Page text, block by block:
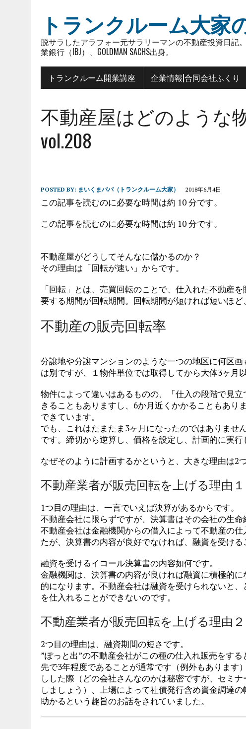
トランクルーム大家
脱サラしたアラフォー元サラリーマンの不動産投資日
業銀行（IBJ）、GOLDMAN SACHS出身。
トランクルーム開業講座 企業情報|合同会社ふくり
不動産屋はどのような
vol.208
POSTED BY: まいくまパパ（トランクルーム大家） 2018年6月4日
この記事を読むのに必要な時間は約 10 分です。
この記事を読むのに必要な時間は約 10 分です。
不動産屋がどうしてそんなに儲かるのか？
その理由は「回転が速い」からです。
「回転」とは、売買回転のことで、仕入れた不動産
要する期間が回転期間。回転期間が短ければ短いほど
不動産の販売回転率
分譲地や分譲マンションのような一つの地区に何区
は別ですが、１物件単位では取得してから大体3ヶ月
物件によって違いはあるものの、「仕入の段階で見
きることもありますし、6か月近くかかることもあり
できています。
でも、これはたまたま3ヶ月になったのではありませ
です。締切から逆算し、価格を設定し、計画的に実行
なぜそのように計画するかというと、大きな理由は2つ
不動産業者が販売回転を上げる理由
1つ目の理由は、一言でいえば決算があるからです。
不動産会社に限らずですが、決算書はその会社の生命
不動産会社は金融機関からの借入によって不動産の
たが、決算書の内容が良好でなければ、融資を受ける
融資を受けるイコール決算書の内容如何です。
金融機関は、決算書の内容が良ければ融資に積極的
的になります。不動産会社は融資を受けられないと
を仕入れることができないのです。
不動産業者が販売回転を上げる理由
2つ目の理由は、融資期間の短さです。
”ぽっと出”の不動産会社がこの種の仕入れ販売をす
先で3年程度であることが通常です（例外もあります
しした際（どの会社さんなのかは秘密ですが、セミ
しましょう）、上場によって社債発行含め資金調達
助かるという趣旨のお話をされていました。